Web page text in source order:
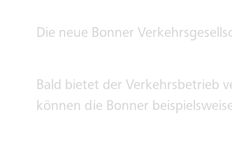
Die neue Bonner
Bald bietet der Verkehrsbetrieb
können die Bonner